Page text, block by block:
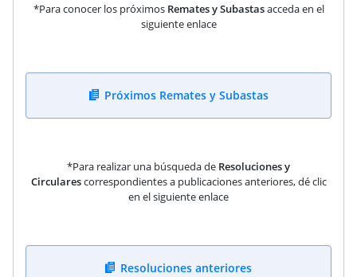
*Para conocer los próximos Remates y Subastasacceda en el
siguiente enlace
Próximos Remates y Subastas
*Para realizar una búsqueda de Resoluciones y
Circularescorrespondientes a publicaciones anteriores, dé clic
en el siguiente enlace
Resoluciones anteriores